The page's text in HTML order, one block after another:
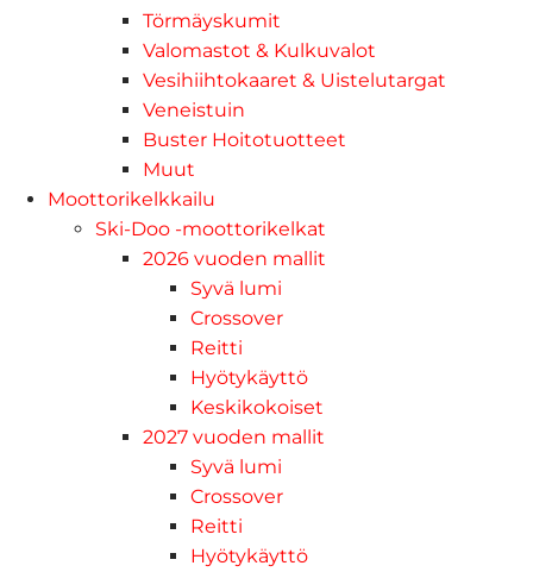
Törmäyskumit
Valomastot & Kulkuvalot
Vesihiihtokaaret & Uistelutargat
Veneistuin
Buster Hoitotuotteet
Muut
Moottorikelkkailu
Ski-Doo -moottorikelkat
2026 vuoden mallit
Syvä lumi
Crossover
Reitti
Hyötykäyttö
Keskikokoiset
2027 vuoden mallit
Syvä lumi
Crossover
Reitti
Hyötykäyttö